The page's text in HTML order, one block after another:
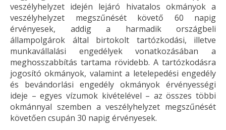
veszélyhelyzet idején lejáró hivatalos okmányok a
veszélyhelyzet megszűnését követő 60 napig
érvényesek, addig a harmadik országbeli
állampolgárok által birtokolt tartózkodási, illetve
munkavállalási engedélyek vonatkozásában a
meghosszabbítás tartama rövidebb. A tartózkodásra
jogosító okmányok, valamint a letelepedési engedély
és bevándorlási engedély okmányok érvényességi
ideje – egyes vízumok kivételével – az összes többi
okmánnyal szemben a veszélyhelyzet megszűnését
követően csupán 30 napig érvényesek.